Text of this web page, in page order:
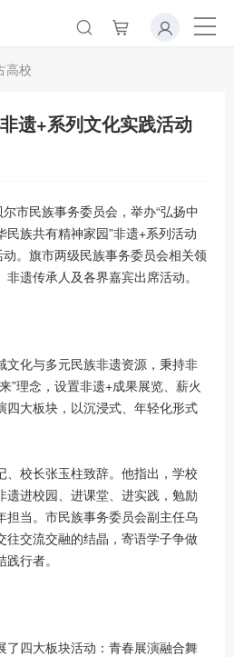
高校
遗+系列文化实践活动
市民族事务委员会，举办“弘扬中
族共有精神家园”非遗+系列活动
。旗市两级民族事务委员会相关领
遗传承人及各界嘉宾出席活动。
文化与多元民族非遗资源，秉持非
”理念，设置非遗+成果展览、薪火
四大板块，以沉浸式、年轻化形式
、校长张玉柱致辞。他指出，学校
遗进校园、进课堂、进实践，勉励
担当。市民族事务委员会副主任乌
往交流交融的结晶，寄语学子争做
行者。
了四大板块活动：青春展演融合舞